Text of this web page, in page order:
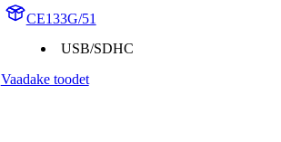
CE133G/51
USB/SDHC
Vaadake toodet